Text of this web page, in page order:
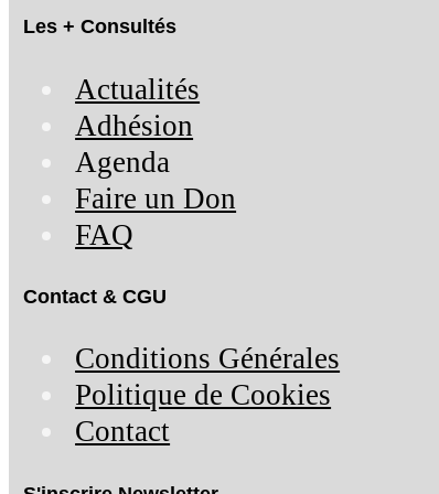
Les + Consultés
Actualités
Adhésion
Agenda
Faire un Don
FAQ
Contact & CGU
Conditions Générales
Politique de Cookies
Contact